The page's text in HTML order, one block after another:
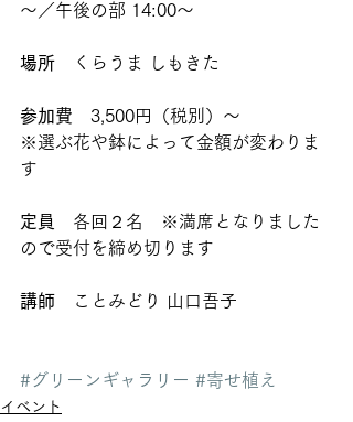
～／午後の部 14:00～
場所 くらうま しもきた
参加費 3,500円（税別）～
※選ぶ花や鉢によって金額が変わりま
す
定員
各回２名　※満席となりました
ので受付を締め切ります
講師 ことみどり 山口吾子
#グリーンギャラリー #寄せ植え
イベント